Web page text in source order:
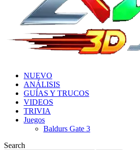
NUEVO
ANÁLISIS
GUÍAS Y TRUCOS
VIDEOS
TRIVIA
Juegos
Baldurs Gate 3
Search